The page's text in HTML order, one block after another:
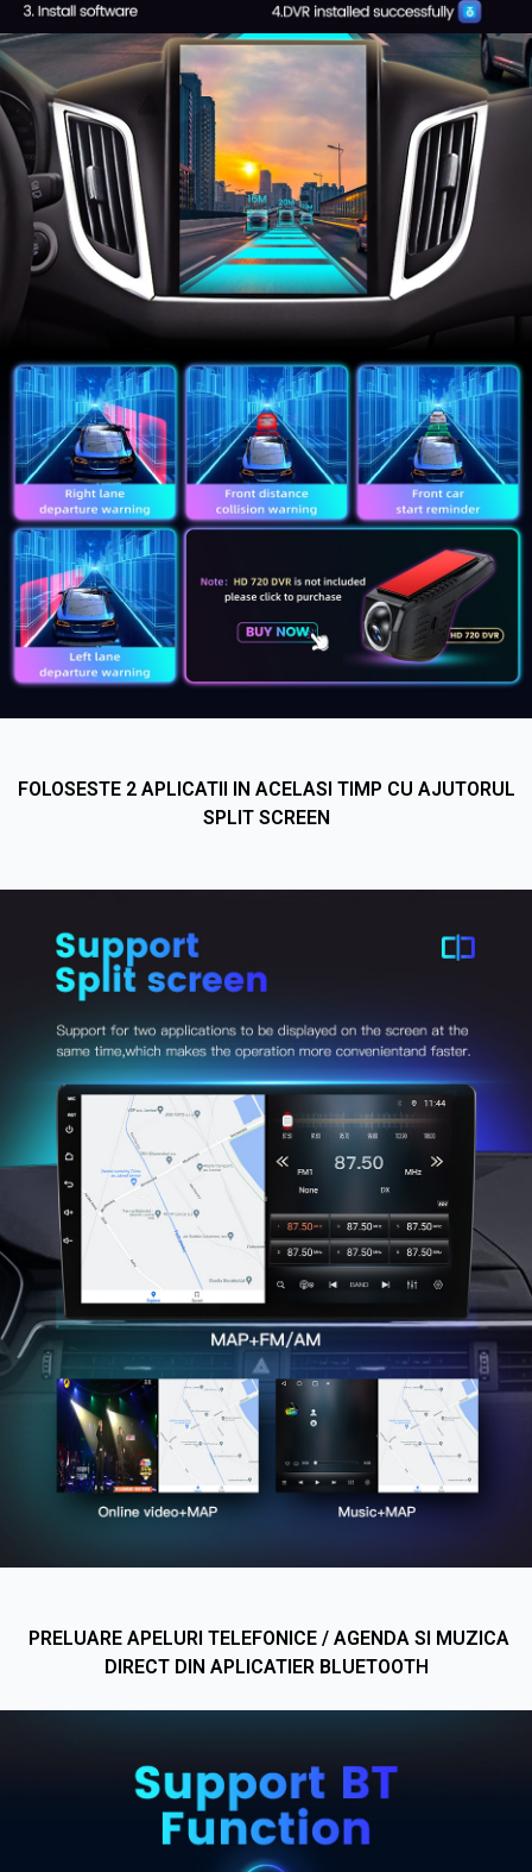
FOLOSESTE 2 APLICATII IN ACELASI TIMP CU AJUTORUL
SPLIT SCREEN
PRELUARE APELURI TELEFONICE / AGENDA SI MUZICA
DIRECT DIN APLICATIER BLUETOOTH